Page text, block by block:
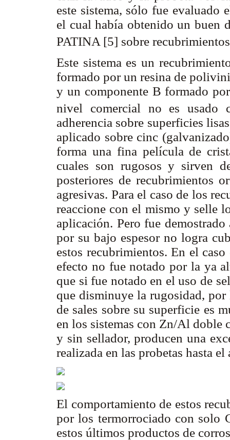
este sistema, sólo fue evaluado
el cual había obtenido un buen
PATINA [5] sobre
Este sistema es un
formado por un resina de
y un componente B formado
nivel comercial no es usado
adherencia sobre superficies
aplicado sobre cinc
forma una fina película de
cuales son rugosos y sirven
posteriores de recubrimientos
agresivas. Para el caso de los
reaccione con el mismo y selle
aplicación. Pero fue
por su bajo espesor no logra
estos recubrimientos. En el
efecto no fue notado por la ya
que si fue notado en el uso de
que disminuye la rugosidad,
de sales sobre su superficie es
en los sistemas con Zn/Al doble
y sin sellador, producen una
realizada en las probetas hasta el
El comportamiento de estos
por los termorrociado con solo
estos últimos productos de